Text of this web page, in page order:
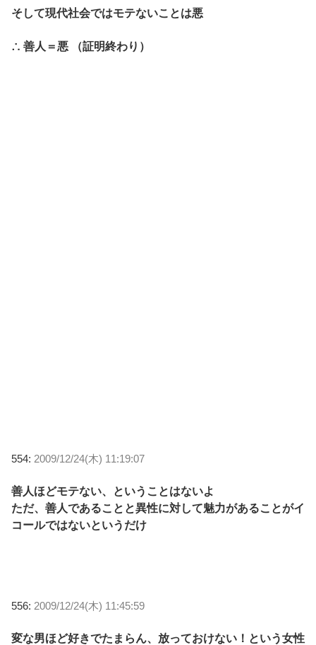
そして現代社会ではモテないことは悪
∴ 善人＝悪 （証明終わり）
554: 2009/12/24(木) 11:19:07
善人ほどモテない、ということはないよ
ただ、善人であることと異性に対して魅力があることがイ
コールではないというだけ
556: 2009/12/24(木) 11:45:59
変な男ほど好きでたまらん、放っておけない！という女性